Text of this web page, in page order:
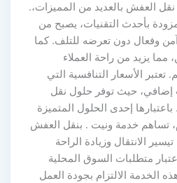
العفش بالعديد من المميزات،.
بأحدث التقنيات، يصبح من
وفعال دون تعرضه للتلف. كما
يزيد من راحة العملاء
تعتبر الأسعار التنافسية التي
حيث توفر حلول نقل
إحدى الحلول المتميزة
خدمة ونيت . بنقل العفش
الانتقال وزيادة الراحة
متطلبات السوق المحلية
الخدمة الالتزام بجودة العمل